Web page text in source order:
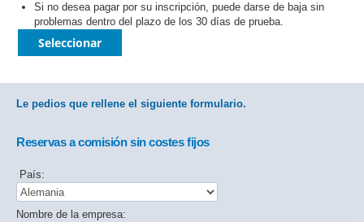
Si no desea pagar por su inscripción, puede darse de baja sin
problemas dentro del plazo de los 30 días de prueba.
Seleccionar
Le pedios que rellene el siguiente formulario.
Reservas a comisión sin costes fijos
País:
Nombre de la empresa: